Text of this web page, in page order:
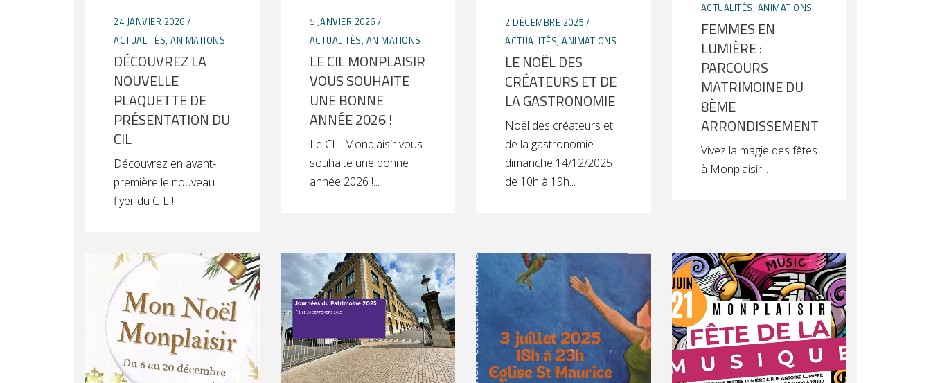
24 JANVIER 2026
ACTUALITÉS, ANIMATIONS
DÉCOUVREZ LA
NOUVELLE
PLAQUETTE DE
PRÉSENTATION DU
CIL
Découvrez en avant-
première le nouveau
flyer du CIL !
5 JANVIER 2026
ACTUALITÉS, ANIMATIONS
LE CIL MONPLAISIR
VOUS SOUHAITE
UNE BONNE
ANNÉE 2026 !
Le CIL Monplaisir vous
souhaite une bonne
année 2026 !
2 DÉCEMBRE 2025
ACTUALITÉS, ANIMATIONS
LE NOËL DES
CRÉATEURS ET DE
LA GASTRONOMIE
Noël des créateurs et
de la gastronomie
dimanche 14/12/2025
de 10h à 19h
ACTUALITÉS, ANIMATIONS
FEMMES EN
LUMIÈRE :
PARCOURS
MATRIMOINE DU
8ÈME
ARRONDISSEMENT
Vivez la magie des fêtes
à Monplaisir